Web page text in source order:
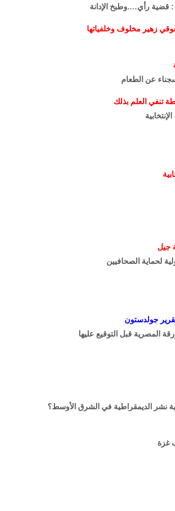
: قضية رأي….وطبخ الإدانة
زهير مخلوف وخلفياتها
عن الطعام
تنفي العلم بذلك
جيل
لحماية الصحافيين
جولدستون
المصرية قبل التوقيع عليها
نشر الديمقراطية في الشرق الأوسط؟
غزة